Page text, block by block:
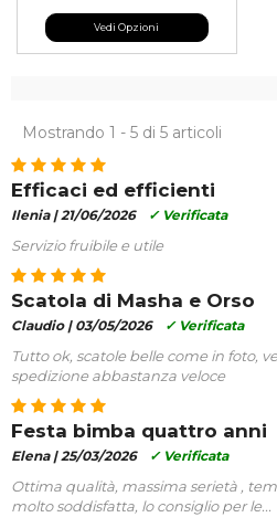
Vedi Opzioni
Mostrando 1 - 5 di 5 articoli
Efficaci ed efficienti
Ilenia |21/06/2026 ✓ Verificata
Servizio fruibile e utile
Scatola di Masha e Orso
Claudio | 03/05/2026 ✓ Verificata
Tutto ok, scatole belle come in foto,
spedizione abbastanza veloce
Festa bimba quattro anni
Elena |25/03/2026 ✓ Verificata
Ottima qualità, massima serietà ,
molto soddisfatta, lo consiglio per le...